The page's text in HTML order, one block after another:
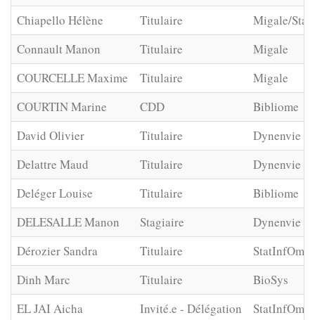
Chiapello Hélène
Titulaire
Migale/
Connault Manon
Titulaire
Migale
COURCELLE Maxime
Titulaire
Migale
COURTIN Marine
CDD
Bibliome
David Olivier
Titulaire
Dynenvie
Delattre Maud
Titulaire
Dynenvie
Deléger Louise
Titulaire
Bibliome
DELESALLE Manon
Stagiaire
Dynenvie
Dérozier Sandra
Titulaire
Dinh Marc
Titulaire
BioSys
EL JAI Aicha
Invité.e - Délégation